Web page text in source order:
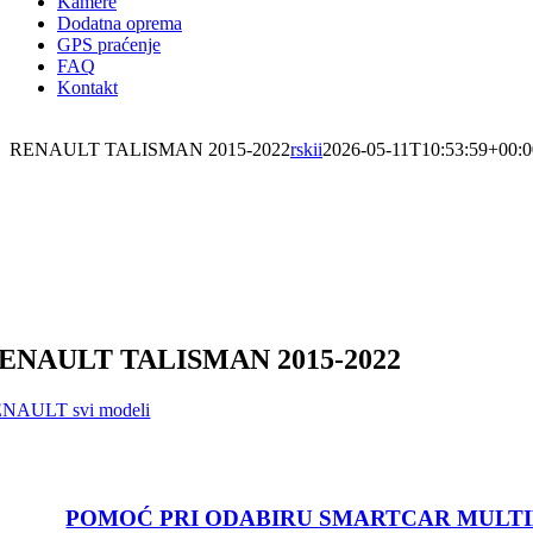
Dodatna oprema
GPS praćenje
FAQ
Kontakt
RENAULT TALISMAN 2015-2022rskii2026-05-
TALISMAN 2015-2022
svi modeli
POMOĆ PRI ODABIRU SMARTCAR